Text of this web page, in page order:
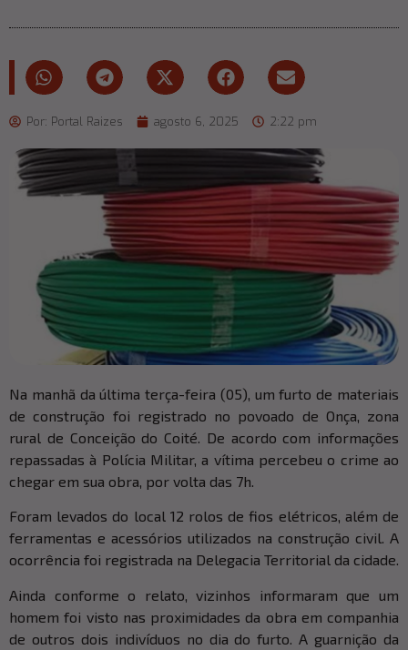
Por: Portal Raizes agosto 6, 2025 2:22 pm
Na manhã da última terça-feira (05), um furto de materiais
de construção foi registrado no povoado de Onça, zona
rural de Conceição do Coité. De acordo com informações
repassadas à Polícia Militar, a vítima percebeu o crime ao
chegar em sua obra, por volta das 7h.
Foram levados do local 12 rolos de fios elétricos, além de
ferramentas e acessórios utilizados na construção civil. A
ocorrência foi registrada na Delegacia Territorial da cidade.
Ainda conforme o relato, vizinhos informaram que um
homem foi visto nas proximidades da obra em companhia
de outros dois indivíduos no dia do furto. A guarnição da